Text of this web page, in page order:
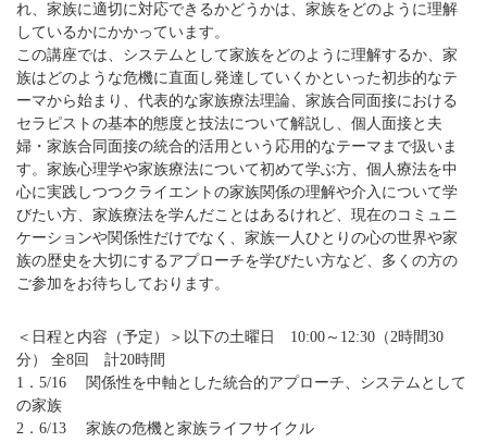
れ、家族に適切に対応できるかどうかは、家族をどのように理解
しているかにかかっています。
この講座では、システムとして家族をどのように理解するか、家
族はどのような危機に直面し発達していくかといった初歩的なテ
ーマから始まり、代表的な家族療法理論、家族合同面接における
セラピストの基本的態度と技法について解説し、個人面接と夫
婦・家族合同面接の統合的活用という応用的なテーマまで扱いま
す。家族心理学や家族療法について初めて学ぶ方、個人療法を中
心に実践しつつクライエントの家族関係の理解や介入について学
びたい方、家族療法を学んだことはあるけれど、現在のコミュニ
ケーションや関係性だけでなく、家族一人ひとりの心の世界や家
族の歴史を大切にするアプローチを学びたい方など、多くの方の
ご参加をお待ちしております。
＜日程と内容（予定）＞以下の土曜日 10:00～12:30（2時間30
分） 全8回 計20時間
1．5/16 関係性を中軸とした統合的アプローチ、システムとして
の家族
2．6/13 家族の危機と家族ライフサイクル